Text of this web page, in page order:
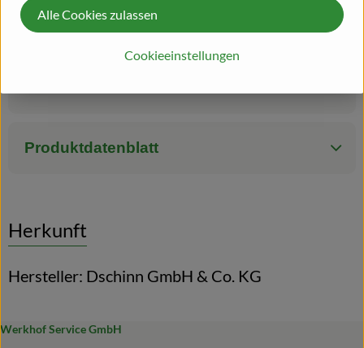
Produktinformationen
Produktdatenblatt
Herkunft
Hersteller: Dschinn GmbH & Co. KG
Werkhof Service GmbH
Cookieeinstellungen
Alle Cookies zulassen